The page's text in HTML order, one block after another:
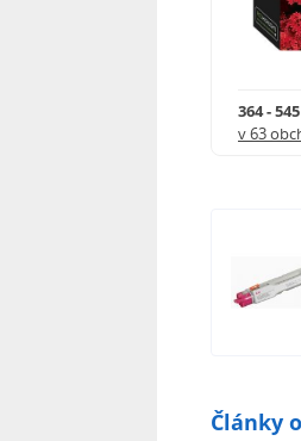
364 -
v 63
Články